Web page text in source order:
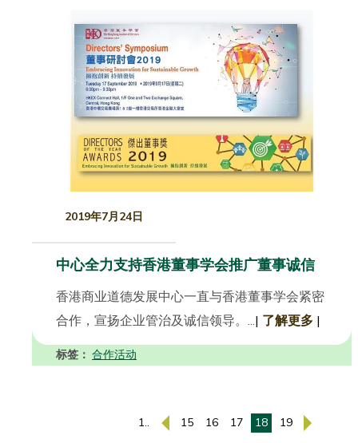
2019年7月24日
中心全力支持香港董事学会推广董事诚信
香港商业道德发展中心一直与香港董事学会紧密
合作，宣扬企业管治及诚信领导。...| 了解更多 |
标签： 合作活动
1.. 15 16 17 18 19